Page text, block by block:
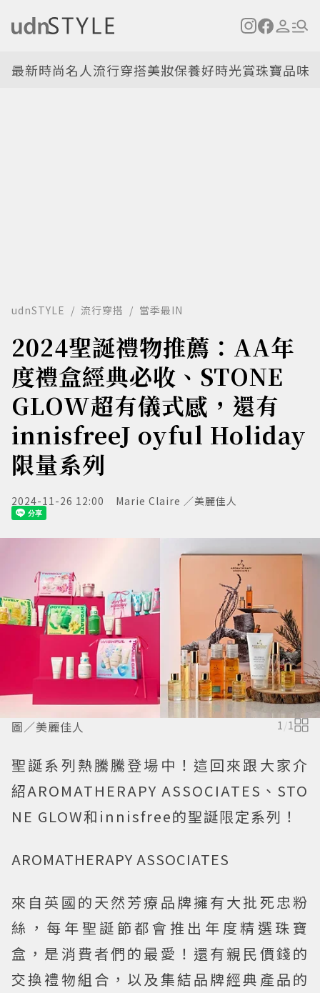
最新時尚名人流行穿搭美妝保養好時光賞珠寶品味
udnSTYLE 流行穿搭 當季最IN
2024聖誕禮物推薦：AA年
度禮盒經典必收、STONE
GLOW超有儀式感，還有
innisfreeJ oyful Holiday
限量系列
2024-11-26 12:00 Marie Claire ／美麗佳人
圖／美麗佳人 1 /1
聖誕系列熱騰騰登場中！這回來跟大家介
紹AROMATHERAPY ASSOCIATES、STO
NE GLOW和innisfree的聖誕限定系列！
AROMATHERAPY ASSOCIATES
來自英國的天然芳療品牌擁有大批死忠粉
絲，每年聖誕節都會推出年度精選珠寶
盒，是消費者們的最愛！還有親民價錢的
交換禮物組合，以及集結品牌經典產品的